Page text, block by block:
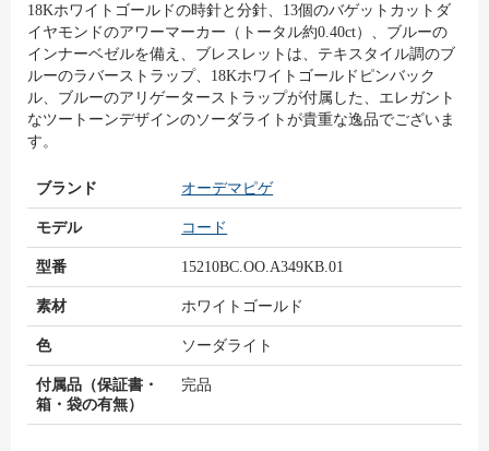
18Kホワイトゴールドの時針と分針、13個のバゲットカットダ
イヤモンドのアワーマーカー（トータル約0.40ct）、ブルーの
インナーベゼルを備え、ブレスレットは、テキスタイル調のブ
ルーのラバーストラップ、18Kホワイトゴールドピンバック
ル、ブルーのアリゲーターストラップが付属した、エレガント
なツートーンデザインのソーダライトが貴重な逸品でございま
す。
ブランド オーデマピゲ
モデル コード
型番 15210BC.OO.A349KB.01
素材 ホワイトゴールド
色 ソーダライト
付属品（保証書・
箱・袋の有無）
完品